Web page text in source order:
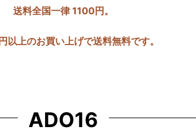
送料全国一律 1100円。
以上のお買い上げで送料無料です。
ADO16